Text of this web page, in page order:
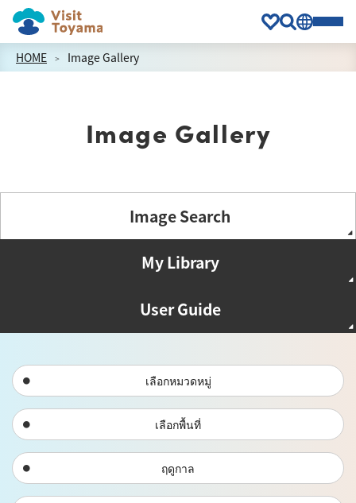
HOME Image Gallery
Image Gallery
Image Search
My Library
User Guide
เลือกหมวดหมู่
เลือกพื้นที่
ฤดูกาล